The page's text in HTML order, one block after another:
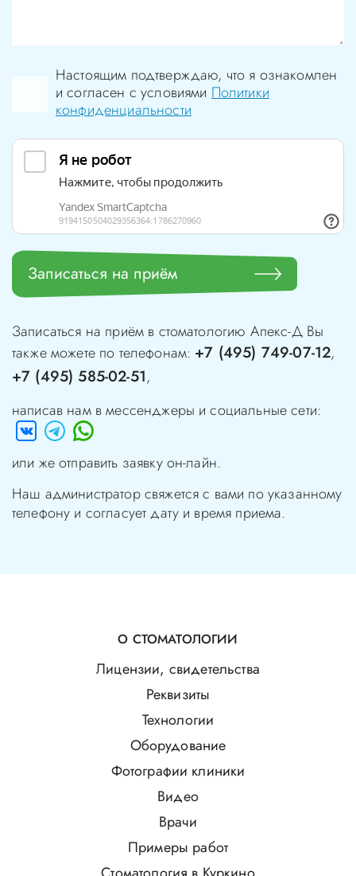
Настоящим подтверждаю, что я ознакомлен
и согласен с условиямиПолитики
конфиденциальности
Записаться на приём
Записаться на приём в стоматологию Апекс-ДВы
также можете по телефонам: +7 (495) 749-07-12,
+7 (495) 585-02-51,
написав нам в мессенджеры и социальные сети:
или же отправить заявку он-лайн.
Наш администратор свяжется с вами по указанному
телефону и согласует дату и время приема.
О СТОМАТОЛОГИИ
Лицензии, свидетельства
Реквизиты
Технологии
Оборудование
Фотографии клиники
Видео
Врачи
Примеры работ